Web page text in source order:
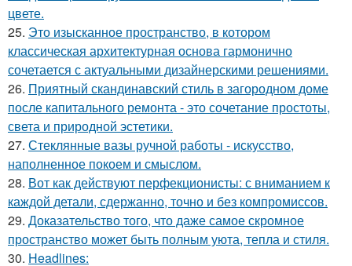
цвете.
25. Это изысканное пространство, в котором
классическая архитектурная основа гармонично
сочетается с актуальными дизайнерскими решениями.
26. Приятный скандинавский стиль в загородном доме
после капитального ремонта - это сочетание простоты,
света и природной эстетики.
27. Стеклянные вазы ручной работы - искусство,
наполненное покоем и смыслом.
28. Вот как действуют перфекционисты: с вниманием к
каждой детали, сдержанно, точно и без компромиссов.
29. Доказательство того, что даже самое скромное
пространство может быть полным уюта, тепла и стиля.
30. Headlines: